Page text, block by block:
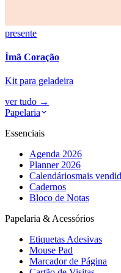
presente
Ímã Coração
Kit para geladeira
ver tudo →
Papelaria
Essenciais
Agenda 2026
Planner 2026
Calendáriosmais
Cadernos
Bloco de Notas
Papelaria & Acessórios
Etiquetas Adesivas
Mouse Pad
Marcador de Página